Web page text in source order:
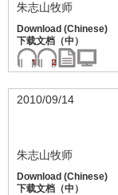
朱志山牧师
2010/09/14
朱志山牧师